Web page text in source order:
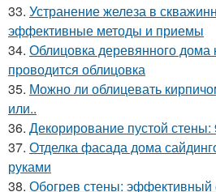
33. Устранение железа в
эффективные методы и приемы
34. Облицовка деревянного дома
проводится облицовка
35. Можно ли облицевать
или..
36. Декорирование пустой
37. Отделка фасада дома
руками
38. Обогрев стены: эффективный